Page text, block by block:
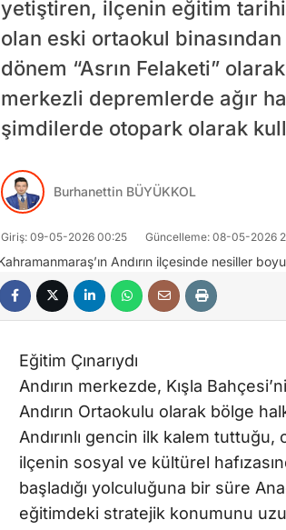
yetiştiren, ilçenin eğitim
olan eski ortaokul
dönem “Asrın Felaketi”
merkezli depremlerde ağır
şimdilerde otopark olarak
Burhanettin BÜYÜKKOL
Giriş: 09-05-2026 00:25 Güncelleme: 08-05-2026
Eğitim Çınarıydı
Andırın merkezde, Kışla
Andırın Ortaokulu olarak bölge
Andırınlı gencin ilk kalem
ilçenin sosyal ve kültürel
başladığı yolculuğuna bir süre
eğitimdeki stratejik konumunu